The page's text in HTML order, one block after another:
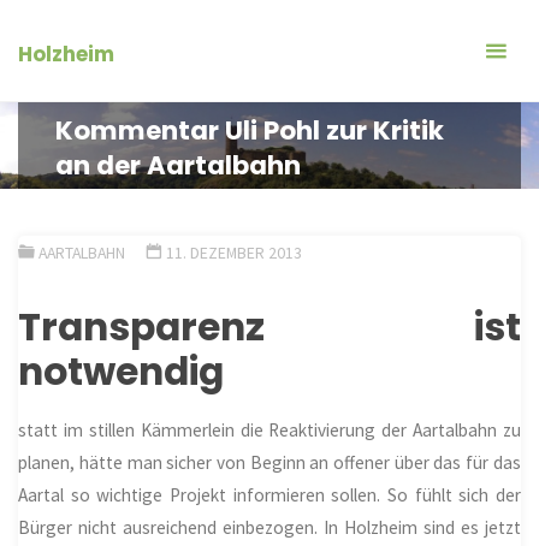
InhaltHolzheim
Kommentar Uli Pohl zur Kritik
an der Aartalbahn
AARTALBAHN 11. DEZEMBER 2013
Transparenz ist
notwendig
statt im stillen Kämmerlein die Reaktivierung der Aartalbahn zu
planen, hätte man sicher von Beginn an offener über das für das
Aartal so wichtige Projekt informieren sollen. So fühlt sich der
Bürger nicht ausreichend einbezogen. In Holzheim sind es jetzt